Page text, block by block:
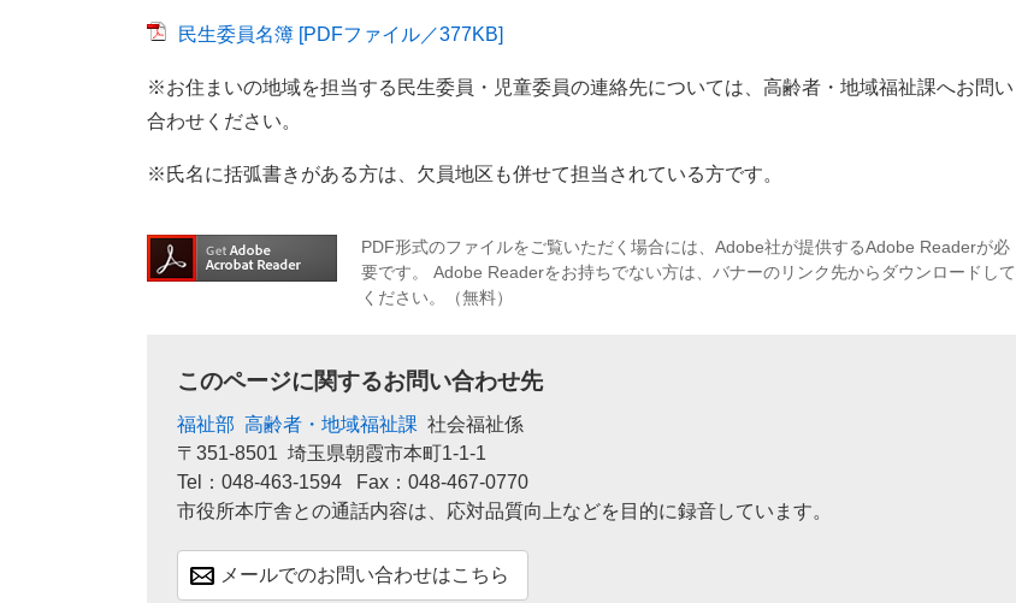
民生委員名簿 [PDFファイル／377KB]
※お住まいの地域を担当する民生委員・児童委員の連絡先については、高齢者・地域福祉課へお問い
合わせください。
※氏名に括弧書きがある方は、欠員地区も併せて担当されている方です。
PDF形式のファイルをご覧いただく場合には、Adobe社が提供するAdobe Readerが必
要です。
Adobe Readerをお持ちでない方は、バナーのリンク先からダウンロードして
ください。（無料）
このページに関するお問い合わせ先
福祉部 高齢者・地域福祉課 社会福祉係
〒351-8501 埼玉県朝霞市本町1-1-1
Tel：048-463-1594
Fax：048-467-0770
市役所本庁舎との通話内容は、応対品質向上などを目的に録音しています。
メールでのお問い合わせはこちら